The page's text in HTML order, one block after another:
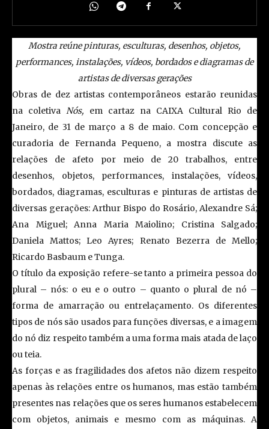
Mostra reúne pinturas, esculturas, desenhos, objetos,
performances, instalações, vídeos, bordados e diagramas de
artistas de diversas gerações
Obras de dez artistas contemporâneos estarão reunidas
na coletiva Nós, em cartaz na CAIXA Cultural Rio de
Janeiro, de 31 de março a 8 de maio. Com concepção e
curadoria de Fernanda Pequeno, a mostra discute as
relações de afeto por meio de 20 trabalhos, entre
desenhos, objetos, performances, instalações, vídeos,
bordados, diagramas, esculturas e pinturas de artistas de
diversas gerações: Arthur Bispo do Rosário, Alexandre Sá;
Ana Miguel; Anna Maria Maiolino; Cristina Salgado;
Daniela Mattos; Leo Ayres; Renato Bezerra de Mello;
Ricardo Basbaum e Tunga.
O título da exposição refere-se tanto a primeira pessoa do
plural – nós: o eu e o outro – quanto o plural de nó –
forma de amarração ou entrelaçamento. Os diferentes
tipos de nós são usados para funções diversas, e a imagem
do nó diz respeito também a uma forma mais atada de laço
ou teia.
As forças e as fragilidades dos afetos não dizem respeito
apenas às relações entre os humanos, mas estão também
presentes nas relações que os seres humanos estabelecem
com objetos, animais e mesmo com as máquinas. A